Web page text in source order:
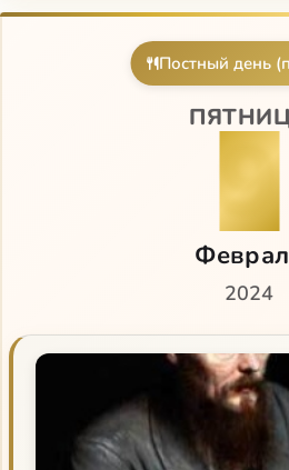
Постный день
9
2024